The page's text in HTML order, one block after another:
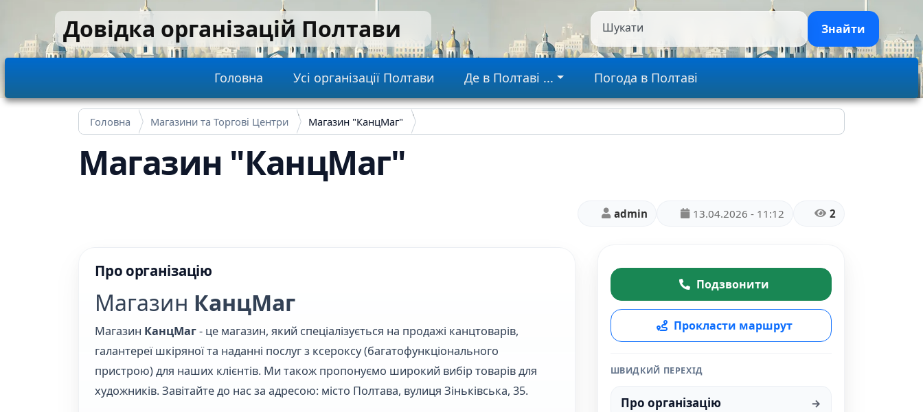
Перейти до основного вмісту
Довідка організацій Полтави Шукати Знайти
Main navigation
Головна Усі організації Полтави Де в Полтаві ... Погода в Полтаві
Головна Магазини та Торгові Центри Магазин "КанцМаг"
Магазин "КанцМаг"
admin 13.04.2026 - 11:12 2
Про організацію
Магазин КанцМаг
Магазин КанцМаг- це магазин, який спеціалізується на продажі канцтоварів,
галантереї шкіряної та наданні послуг з ксероксу (багатофункціонального
пристрою) для наших клієнтів. Ми також пропонуємо широкий вибір товарів для
художників. Завітайте до нас за адресою: місто Полтава, вулиця Зіньківська, 35.
Подзвонити
Прокласти маршрут
ШВИДКИЙ ПЕРЕХІД
Про організацію